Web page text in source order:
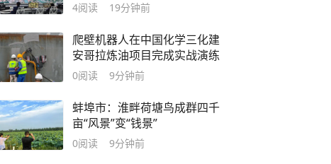
4阅读 19分钟前
爬壁机器人在中国化学三化建
安哥拉炼油项目完成实战演练
0阅读 9分钟前
蚌埠市：淮畔荷塘鸟成群四千
亩“风景”变“钱景”
0阅读 9分钟前